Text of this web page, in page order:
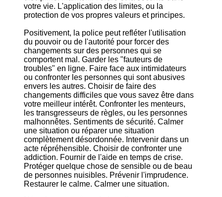
votre vie. L'application des limites, ou la
protection de vos propres valeurs et principes.
Positivement, la police peut refléter l'utilisation
du pouvoir ou de l'autorité pour forcer des
changements sur des personnes qui se
comportent mal. Garder les "fauteurs de
troubles" en ligne. Faire face aux intimidateurs
ou confronter les personnes qui sont abusives
envers les autres. Choisir de faire des
changements difficiles que vous savez être dans
votre meilleur intérêt. Confronter les menteurs,
les transgresseurs de règles, ou les personnes
malhonnêtes. Sentiments de sécurité. Calmer
une situation ou réparer une situation
complètement désordonnée. Intervenir dans un
acte répréhensible. Choisir de confronter une
addiction. Fournir de l'aide en temps de crise.
Protéger quelque chose de sensible ou de beau
de personnes nuisibles. Prévenir l'imprudence.
Restaurer le calme. Calmer une situation.